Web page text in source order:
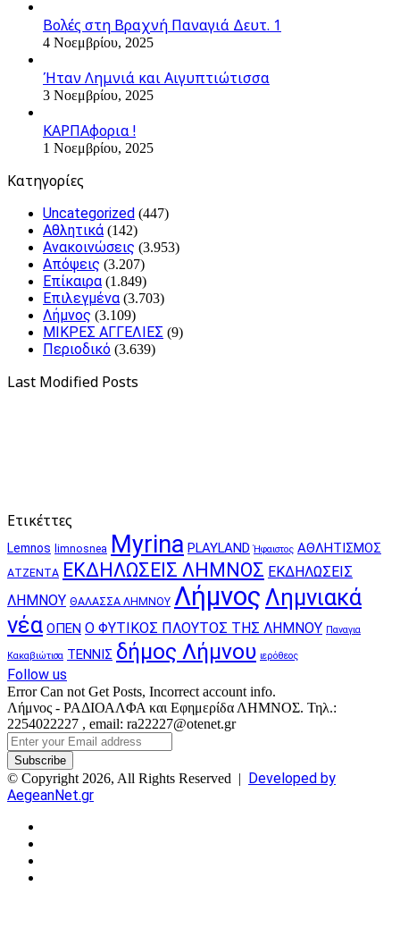
Βολές στη Βραχνή Παναγιά Δευτ. 1
4 Νοεμβρίου, 2025
Ήταν Λημνιά και Αιγυπτιώτισσα
3 Νοεμβρίου, 2025
ΚΑΡΠΑφορια !
1 Νοεμβρίου, 2025
Kατηγορίες
Uncategorized (447)
Αθλητικά (142)
Ανακοινώσεις (3.953)
Απόψεις (3.207)
Επίκαιρα (1.849)
Επιλεγμένα (3.703)
Λήμνος (3.109)
ΜΙΚΡΕΣ ΑΓΓΕΛΙΕΣ (9)
Περιοδικό (3.639)
Last Modified Posts
Ετικέττες
Lemnos limnosnea Myrina PLAYLAND Ήφαιστος ΑΘΛΗΤΙΣΜΟΣ
ΑΤΖΕΝΤΑ ΕΚΔΗΛΩΣΕΙΣ ΛΗΜΝΟΣ ΕΚΔΗΛΩΣΕΙΣ
ΛΗΜΝΟΥ ΘΑΛΑΣΣΑ ΛΗΜΝΟΥ Λήμνος Λημνιακά
νέα ΟΠΕΝ Ο ΦΥΤΙΚΟΣ ΠΛΟΥΤΟΣ ΤΗΣ ΛΗΜΝΟΥ Παναγια
Κακαβιώτισα ΤΕΝΝΙΣ δήμος Λήμνου ιερόθεος
Follow us
Error Can not Get Posts, Incorrect account info.
Λήμνος - ΡΑΔΙΟΑΛΦΑ και Εφημερίδα ΛΗΜΝΟΣ. Τηλ.:
2254022227 , email: ra22227@otenet.gr
Enter
your
Email
address
© Copyright 2026, All Rights Reserved | Developed by
AegeanNet.gr